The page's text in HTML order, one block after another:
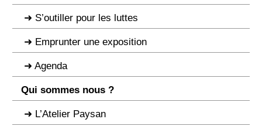
S’outiller pour les luttes
Emprunter une exposition
Agenda
Qui sommes nous ?
L’Atelier Paysan